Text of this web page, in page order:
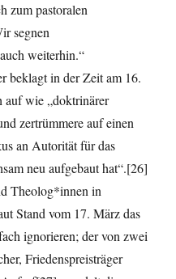
zum pastoralen
segnen
weiterhin.“
beklagt in der Zeit am 16.
auf wie „doktrinärer
zertrümmere auf einen
an Autorität für das
neu aufgebaut hat“.[26]
Theolog*innen in
Stand vom 17. März das
ignorieren; der von zwei
Friedenspreisträger